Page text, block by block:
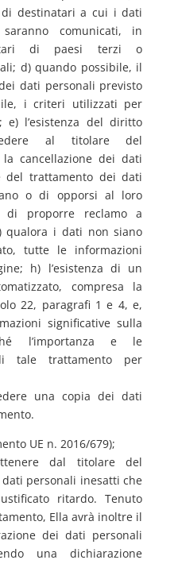
destinatari a cui i dati
comunicati, in
di paesi terzi o
d) quando possibile, il
dati personali previsto
i criteri utilizzati per
e) l’esistenza del diritto
al titolare del
cancellazione dei dati
del trattamento dei dati
o di opporsi al loro
proporre reclamo a
qualora i dati non siano
tutte le informazioni
h) l’esistenza di un
compresa la
22, paragrafi 1 e 4, e,
significative sulla
l’importanza e le
tale trattamento per
una copia dei dati
UE n. 2016/679);
dal titolare del
personali inesatti che
ritardo. Tenuto
Ella avrà inoltre il
dei dati personali
una dichiarazione